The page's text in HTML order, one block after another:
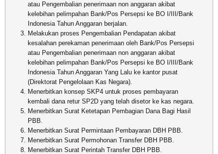
atau Pengembalian penerimaan non anggaran akibat
kelebihan pelimpahan Bank/Pos Persepsi ke BO I/III/Bank
Indonesia Tahun Anggaran berjalan.
Melakukan proses Pengembalian Pendapatan akibat
kesalahan perekaman penerimaan oleh Bank/Pos Persepsi
atau Pengembalian penerimaan non anggaran akibat
kelebihan pelimpahan Bank/Pos Persepsi ke BO I/III/Bank
Indonesia Tahun Anggaran Yang Lalu ke kantor pusat
(Direktorat Pengelolaan Kas Negara).
Menerbitkan konsep SKP4 untuk proses pembayaran
kembali dana retur SP2D yang telah disetor ke kas negara.
Menerbitkan Surat Ketetapan Pembagian Dana Bagi Hasil
PBB.
Menerbitkan Surat Permintaan Pembayaran DBH PBB.
Menerbitkan Surat Permohonan Transfer DBH PBB.
Menerbitkan Surat Perintah Transfer DBH PBB.